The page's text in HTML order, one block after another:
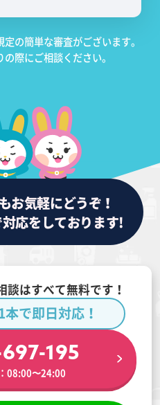
の簡単な審査がございます。
際にご相談ください。
もお気軽にどうぞ！
応をしております!
談はすべて無料です！
本で即日対応！
195
08:00〜24:00